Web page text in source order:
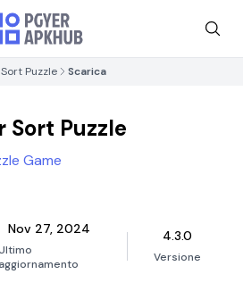
Puzzle Scarica
Sort Puzzle
Game
Nov 27, 2024
aggiornamento
4.3.0
Versione